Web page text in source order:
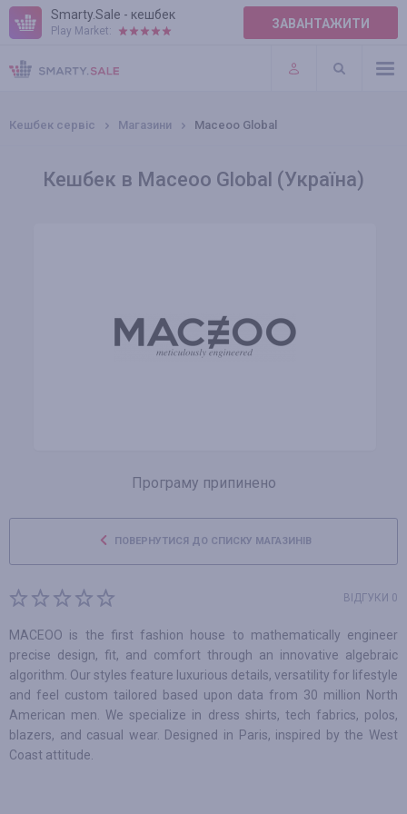
Smarty.Sale - кешбек
Play Market: ЗАВАНТАЖИТИ
ПРАВИЛА
ПЛАГІНИ
Кешбек сервіс Магазини Maceoo Global
Кешбек в Maceoo Global (Україна)
Програму припинено
ПОВЕРНУТИСЯ ДО СПИСКУ МАГАЗИНІВ
ВІДГУКИ 0
MACEOO is the first fashion house to mathematically engineer
precise design, fit, and comfort through an innovative algebraic
algorithm. Our styles feature luxurious details, versatility for lifestyle
and feel custom tailored based upon data from 30 million North
American men. We specialize in dress shirts, tech fabrics, polos,
blazers, and casual wear. Designed in Paris, inspired by the West
Coast attitude.